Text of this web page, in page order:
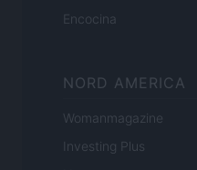
Encocina
NORD AMERICA
Womanmagazine
Investing Plus